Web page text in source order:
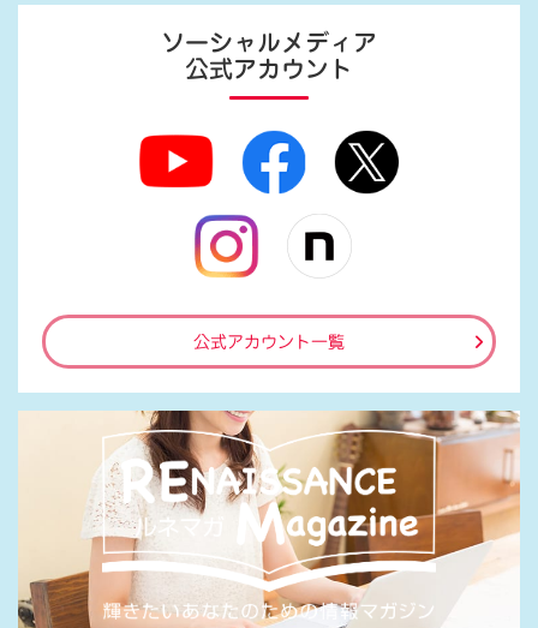
ソーシャルメディア
公式アカウント
公式アカウント一覧